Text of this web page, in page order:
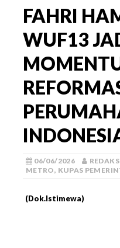
FAHRI
WUF13
06/06/2026
METRO, KUPAS
(Dok.Istimewa)